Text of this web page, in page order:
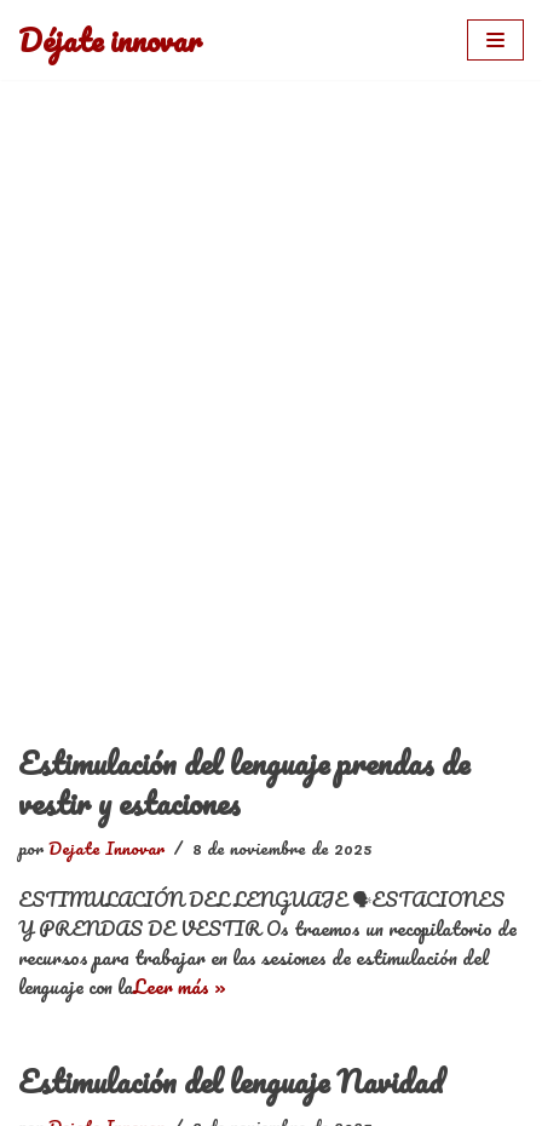
Saltar
Déjate innovar
Estimulación del lenguaje prendas de
vestir y estaciones
porDejate Innovar 8 de noviembre de 2025
ESTIMULACIÓN DEL LENGUAJE 🗣️ESTACIONES
Y PRENDAS DE VESTIR Os traemos un recopilatorio de
recursos para trabajar en las sesiones de estimulación del
lenguaje con laLeer más »
Estimulación del lenguaje Navidad